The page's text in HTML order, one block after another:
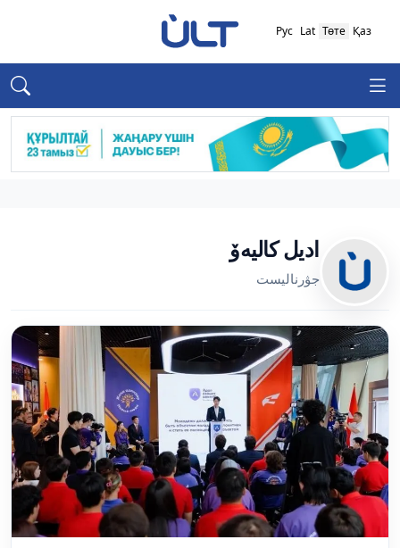
Қаз
Төте
Lat
Рус
اديل كاليەۆ
جۋرناليست